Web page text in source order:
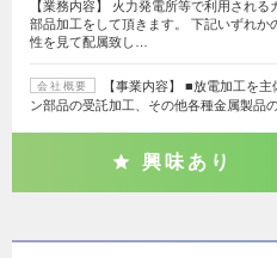
【業務内容】 火力発電所等で利用される
部品加工をして頂きます。 下記いずれか
性を見て配属致し…
会社概要
【事業内容】 ■放電加工を
ン部品の受託加工、その他各種金属製品
興味あり